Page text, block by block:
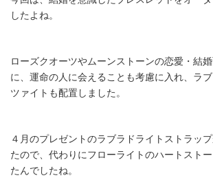
したよね。
ローズクオーツやムーンストーンの恋愛・結
に、運命の人に会えることも考慮に入れ、ラ
ツァイトも配置しました。
４月のプレゼントのラブラドライトストラッ
たので、代わりにフローライトのハートスト
たんでしたね。